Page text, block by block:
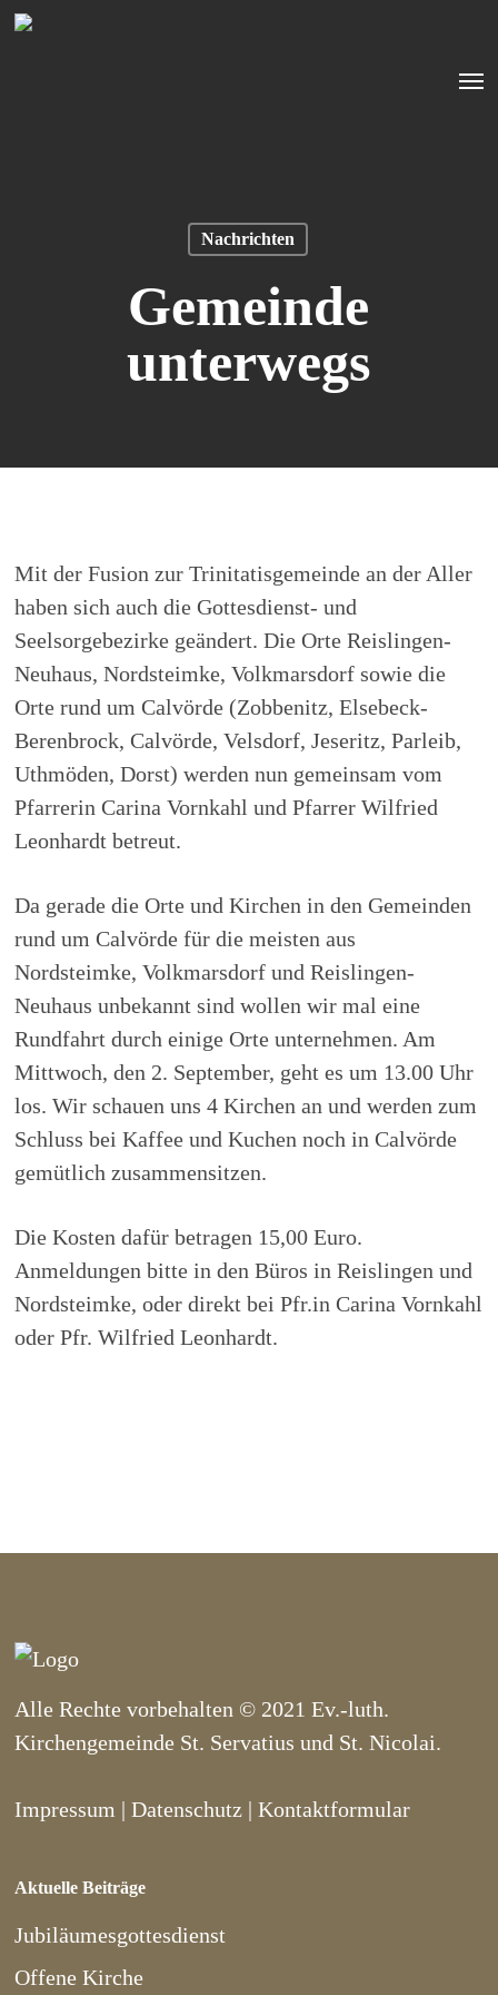
Skip
Nachrichten
Gemeinde
unterwegs
Mit der Fusion zur Trinitatisgemeinde an der Aller
haben sich auch die Gottesdienst- und
Seelsorgebezirke geändert. Die Orte Reislingen-
Neuhaus, Nordsteimke, Volkmarsdorf sowie die
Orte rund um Calvörde (Zobbenitz, Elsebeck-
Berenbrock, Calvörde, Velsdorf, Jeseritz, Parleib,
Uthmöden, Dorst) werden nun gemeinsam vom
Pfarrerin Carina Vornkahl und Pfarrer Wilfried
Leonhardt betreut.
Da gerade die Orte und Kirchen in den Gemeinden
rund um Calvörde für die meisten aus
Nordsteimke, Volkmarsdorf und Reislingen-
Neuhaus unbekannt sind wollen wir mal eine
Rundfahrt durch einige Orte unternehmen. Am
Mittwoch, den 2. September, geht es um 13.00 Uhr
los. Wir schauen uns 4 Kirchen an und werden zum
Schluss bei Kaffee und Kuchen noch in Calvörde
gemütlich zusammensitzen.
Die Kosten dafür betragen 15,00 Euro.
Anmeldungen bitte in den Büros in Reislingen und
Nordsteimke, oder direkt bei Pfr.in Carina Vornkahl
oder Pfr. Wilfried Leonhardt.
Alle Rechte vorbehalten © 2021 Ev.-luth.
Kirchengemeinde St. Servatius und St. Nicolai.
Impressum |Datenschutz |Kontaktformular
Aktuelle Beiträge
Jubiläumesgottesdienst
Offene Kirche